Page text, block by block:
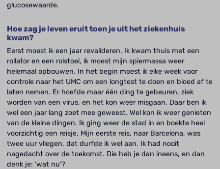
glucosewaarde.
Hoe zag je leven eruit toen je uit het ziekenhuis
kwam?
Eerst moest ik een jaar revalideren. Ik kwam thuis met een
rollator en een rolstoel, ik moest mijn spiermassa weer
helemaal opbouwen. In het begin moest ik elke week voor
controle naar het UMC om een longtest te doen en bloed af te
laten nemen. Er hoefde maar één ding te gebeuren, ziek
worden van een virus, en het kon weer misgaan. Daar ben ik
wel een jaar lang zoet mee geweest. Wel kon ik weer genieten
van de kleine dingen. Ik ging weer de stad in en boekte heel
voorzichtig een reisje. Mijn eerste reis, naar Barcelona, was
twee uur vliegen, dat durfde ik wel aan. Ik had nooit
nagedacht over de toekomst. Die heb je dan ineens, en dan
denk je: ‘wat nu’?